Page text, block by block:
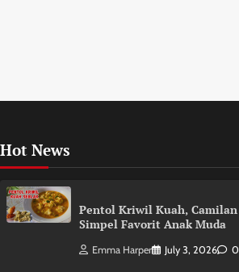
Hot News
Pentol Kriwil Kuah, Camilan
Simpel Favorit Anak Muda
Emma Harper July 3, 2026 0